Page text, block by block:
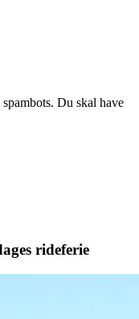
Du skal have
rideferie